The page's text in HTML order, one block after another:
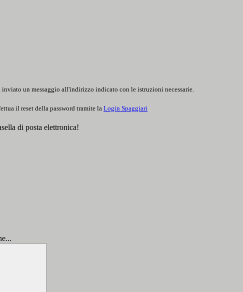
inviato un messaggio all'indirizzo indicato con le istruzioni necessarie.
il reset della password tramite la Login Spaggiari
di posta elettronica!